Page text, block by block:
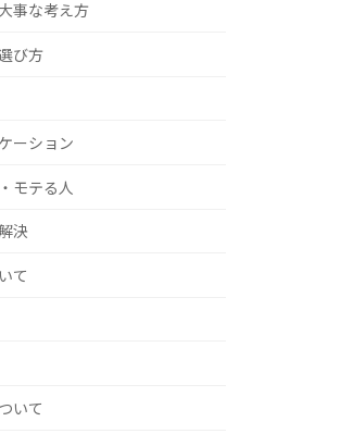
事な考え方
び方
ーション
モテる人
決
て
いて